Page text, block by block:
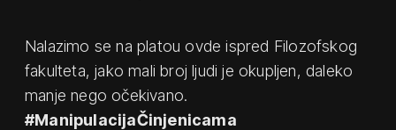
Nalazimo se na platou ovde ispred Filozofskog
fakulteta, jako mali broj ljudi je okupljen, daleko
manje nego očekivano.
#ManipulacijaČinjenicama